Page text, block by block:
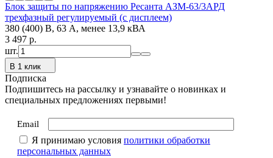
Блок защиты по напряжению Ресанта АЗМ-63/3АРД
трехфазный регулируемый (с дисплеем)
380 (400) В, 63 А, менее 13,9 кВА
3 497 p.
шт.
В 1 клик
Подписка
Подпишитесь на рассылку и узнавайте о новинках и
специальных предложениях первыми!
Email
Я принимаю условия политики обработки
персональных данных